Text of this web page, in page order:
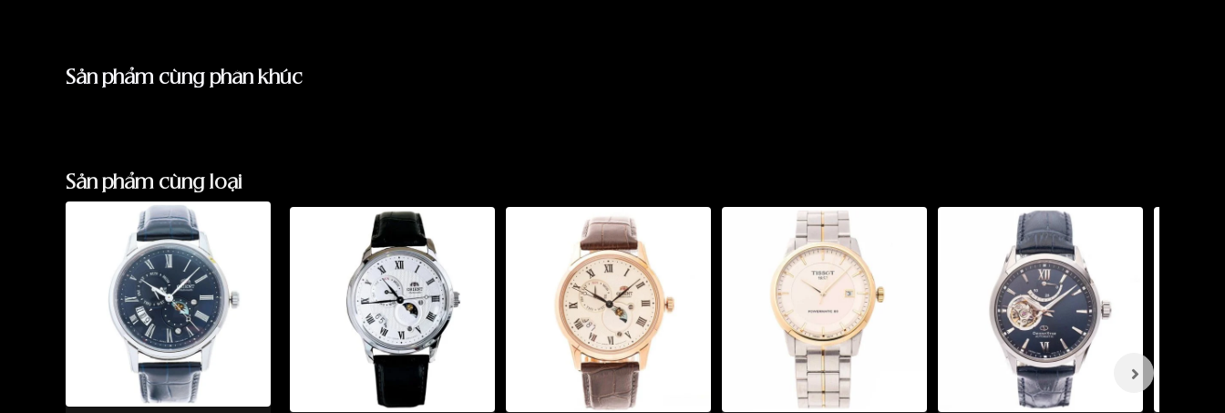
Sản phẩm cùng phân khúc
Sản phẩm cùng loại